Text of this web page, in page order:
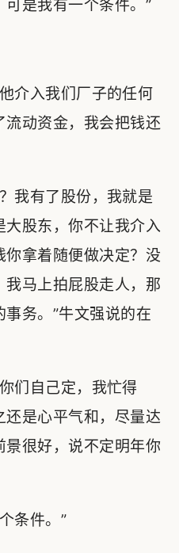
是我有一个条件。”
介入我们厂子的任何
流动资金，我会把钱还
我有了股份，我就是
大股东，你不让我介入
拿着随便做决定？没
马上拍屁股走人，那
务。”牛文强说的在
们自己定，我忙得
是心平气和，尽量达
景很好，说不定明年你
条件。”